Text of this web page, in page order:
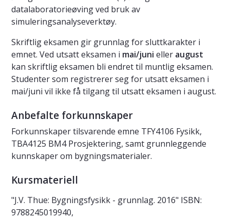
datalaboratorieøving ved bruk av
simuleringsanalyseverktøy.
Skriftlig eksamen gir grunnlag for sluttkarakter i
emnet. Ved utsatt eksamen i mai/juni eller august
kan skriftlig eksamen bli endret til muntlig eksamen.
Studenter som registrerer seg for utsatt eksamen i
mai/juni vil ikke få tilgang til utsatt eksamen i august.
Anbefalte forkunnskaper
Forkunnskaper tilsvarende emne TFY4106 Fysikk,
TBA4125 BM4 Prosjektering, samt grunnleggende
kunnskaper om bygningsmaterialer.
Kursmateriell
"J.V. Thue: Bygningsfysikk - grunnlag. 2016" ISBN:
9788245019940,